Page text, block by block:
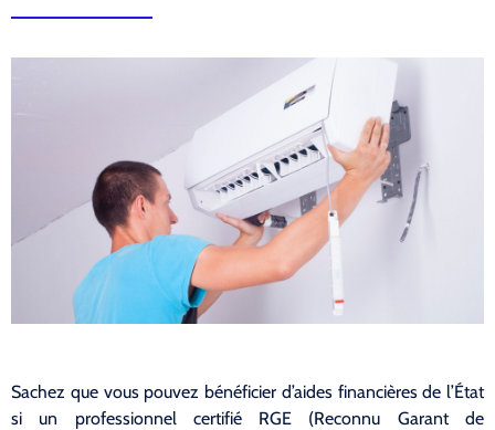
Sachez que vous pouvez bénéficier d’aides financières de l’État
si un professionnel certifié RGE (Reconnu Garant de